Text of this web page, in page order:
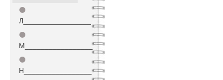
⚫
Л_________________
⚫
М_________________
⚫
Н_________________